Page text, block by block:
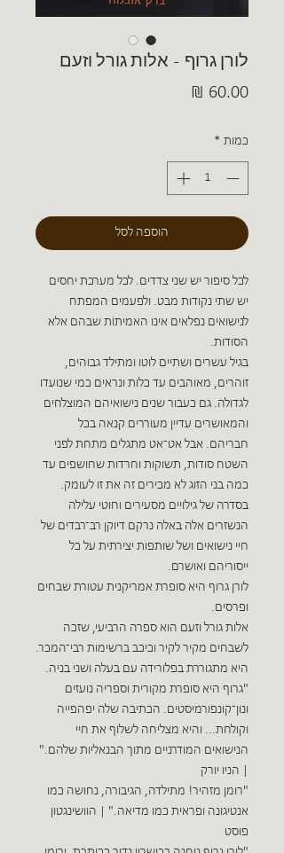
לורן גרוף - אלות גורל וזעם
כמות *
הוספה לסל
לכל סיפור יש שני צדדים. לכל מערכת יחסים
יש שתי נקודות מבט. ולפעמים המפתח
לנישואים נפלאים אינו האמיתוֹת שבהם אלא
הסודות.
בגיל עשרים ושתיים לוטו ומתילד גבוהים,
זוהרים, מאוהבים עד כלות ונראים כמי שנועדו
לגדולה. גם כעבור שנים נישואיהם המוצלחים
והמאושרים עדיין מעוררים קנאה בכל
חבריהם. אבל אט־אט מתגלים מתחת לפני
השטח סודות, תשוקות וחרדות שחושפים עד
כמה בני הזוג לא מכירים זה את זו לעומק.
בסדרה של גילויים מסעירים וחוטי עלילה
הנשזרים אלה באלה נרקם דיוקן רב־רבדים של
חיי נישואים ושל שותפות יצירתית על כל
ייסוריהם ואושרם.
לורן גרוף היא סופרת אמריקנית עטורת שבחים
ופרסים.
אלות גורל וזעם הוא ספרה הרביעי, שזכה
לשבחים מקיר לקיר וכיכב ברשימות רבי־המכר.
היא מתגוררת בפלורידה עם בעלה ושני בניה.
"גרוף היא סופרת מקורית וספריה נועזים
ונון־קונפורמיסטים. הכתיבה שלה יפהפייה
וקולחת... והיא מצליחה לשלוף את חיי
הנישואים המודרניים מתוך הבנאליות שלהם."
| הניו יורק
"רומן מזהיר! מתילדה, הגיבורה, נחושה כמו
אנטיגונה ופראית כמו מדיאה." | הוושינגטון
פוסט